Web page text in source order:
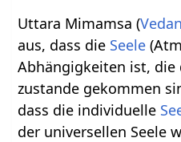
Uttara Mimamsa (
aus, dass die Seele
Abhängigkeiten ist, die
zustande gekommen
dass die individuelle
der universellen Seele